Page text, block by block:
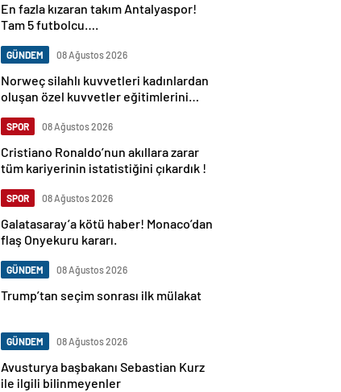
En fazla kızaran takım Antalyaspor!
Tam 5 futbolcu….
GÜNDEM 08 Ağustos 2026
Norweç silahlı kuvvetleri kadınlardan
oluşan özel kuvvetler eğitimlerini
SPOR 08 Ağustos 2026
Cristiano Ronaldo’nun akıllara zarar
tüm kariyerinin istatistiğini çıkardık !
SPOR 08 Ağustos 2026
Galatasaray’a kötü haber! Monaco’dan
flaş Onyekuru kararı.
GÜNDEM 08 Ağustos 2026
Trump’tan seçim sonrası ilk mülakat
GÜNDEM 08 Ağustos 2026
Avusturya başbakanı Sebastian Kurz
ile ilgili bilinmeyenler